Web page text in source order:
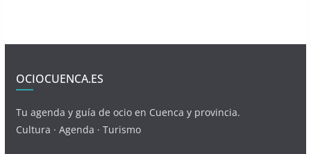
OCIOCUENCA.ES
Tu agenda y guía de ocio en Cuenca y provincia.
Cultura · Agenda · Turismo